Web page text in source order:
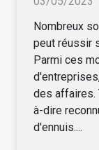
Nombreux
peut réussir
Parmi ces
des affaires.
à-dire
d'ennuis....